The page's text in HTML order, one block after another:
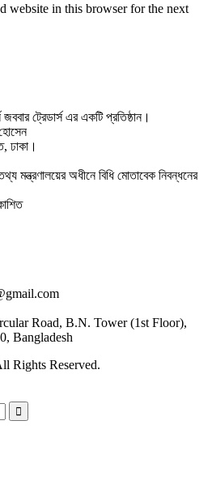
website in this browser for the next
ট্রেডার্স এর একটি প্রতিষ্ঠান।
ঢাকা।
মন্ত্রণালয়ের অধীনে বিধি মোতাবেক নিবন্ধনের
Road, B.N. Tower (1st Floor),
Bangladesh
Rights Reserved.